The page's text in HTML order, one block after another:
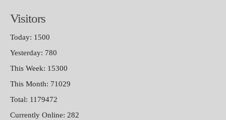
Visitors
Today: 1500
Yesterday: 780
This Week: 15300
This Month: 71029
Total: 1179472
Currently Online: 282